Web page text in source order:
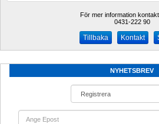
För mer information
0431-222 90
Kontakt
NYHETSBREV